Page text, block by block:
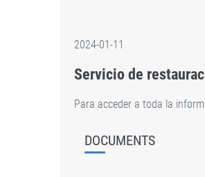
2024-01-11
Servicio de
Para acceder a toda la
DOCUMENTS